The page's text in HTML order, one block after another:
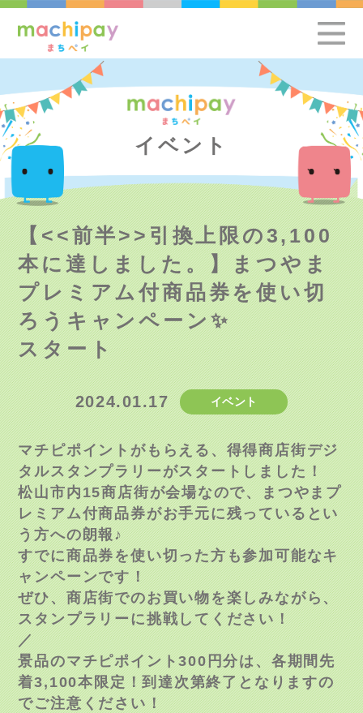
イベント
【<<前半>>引換上限の3,100
本に達しました。】まつやま
プレミアム付商品券を使い切
ろうキャンペーン✨
スタート
2024.01.17 イベント
マチピポイントがもらえる、得得商店街デジ
タルスタンプラリーがスタートしました！
松山市内15商店街が会場なので、まつやまプ
レミアム付商品券がお手元に残っているとい
う方への朗報♪
すでに商品券を使い切った方も参加可能なキ
ャンペーンです！
ぜひ、商店街でのお買い物を楽しみながら、
スタンプラリーに挑戦してください！
／
景品のマチピポイント300円分は、各期間先
着3,100本限定！到達次第終了となりますの
でご注意ください！